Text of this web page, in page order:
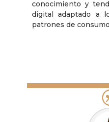
conocimiento y
digital adaptado a
patrones de